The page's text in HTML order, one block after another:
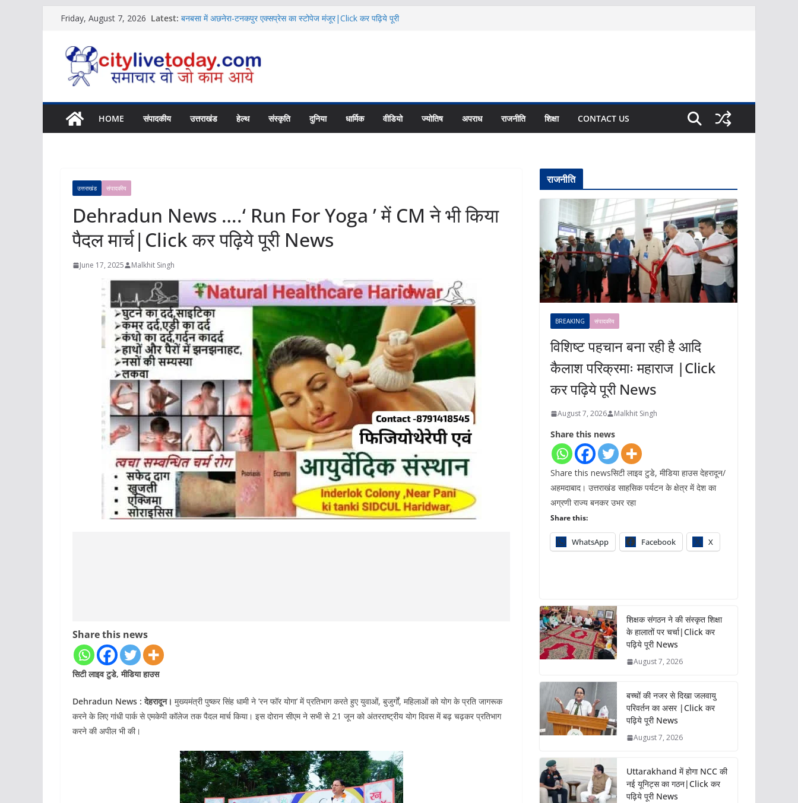
content
Friday, August 7, 2026 Latest: बनबसा में अछनेरा-टनकपुर एक्सप्रेस का स्टोपेज मंजूर|Click कर पढ़िये पूरी
News
शिक्षक संगठन ने की संस्कृत शिक्षा के हालातों पर चर्चा|Click कर पढ़िये पूरी
News
Uttarakhand में होगा NCC की नई यूनिट्स का गठन|Click कर पढ़िये पूरी
HOME संपादकीय उत्तराखंड हेल्थ संस्कृति दुनिया धार्मिक वीडियो ज्योतिष अपराध राजनीति शिक्षा CONTACT US
उत्तराखंड संपादकीय
Dehradun News ….‘ Run For Yoga ’ में CM ने भी किया
पैदल मार्च|Click कर पढ़िये पूरी News
June 17, 2025 Malkhit Singh
Share this news
सिटी लाइव टुडे, मीडिया हाउस
Dehradun News : देहरादून। मुख्यमंत्री पुष्कर सिंह धामी ने ’रन फॉर योगा’ में प्रतिभाग करते हुए युवाओं, बुजुर्गों, महिलाओं को योग के प्रति जागरूक
करने के लिए गांधी पार्क से एमकेपी कॉलेज तक पैदल मार्च किया। इस दोरान सीएम ने सभी से 21 जून को अंतरराष्ट्रीय योग दिवस में बढ़ चढ़कर प्रतिभाग
करने की अपील भी की।
राजनीति
BREAKING संपादकीय
विशिष्ट पहचान बना रही है आदि
कैलाश परिक्रमाः महाराज |Click
कर पढ़िये पूरी News
August 7, 2026 Malkhit Singh
Share this news
Share this newsसिटी लाइव टुडे, मीडिया हाउस देहरादून/
अहमदाबाद। उत्तराखंड साहसिक पर्यटन के क्षेत्र में देश का
अग्रणी राज्य बनकर उभर रहा
Share this:
WhatsApp Facebook X
शिक्षक संगठन ने की संस्कृत शिक्षा
के हालातों पर चर्चा|Click कर
पढ़िये पूरी News
August 7, 2026
बच्चों की नजर से दिखा जलवायु
परिवर्तन का असर |Click कर
पढ़िये पूरी News
August 7, 2026
Uttarakhand में होगा NCC की
नई यूनिट्स का गठन|Click कर
पढ़िये पूरी News